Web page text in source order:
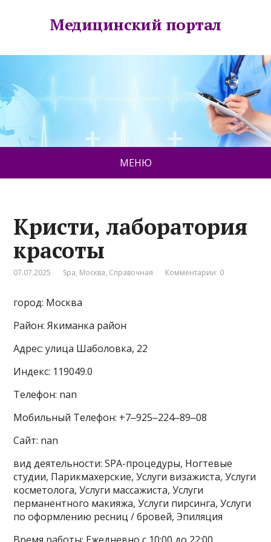
Медицинский портал
МЕНЮ
Кристи, лаборатория
красоты
07.07.2025 Spa, Москва, Справочная Комментарии: 0
город: Москва
Район: Якиманка район
Адрес: улица Шаболовка, 22
Индекс: 119049.0
Телефон: nan
Мобильный Телефон: +7‒925‒224‒89‒08
Сайт: nan
вид деятельности: SPA-процедуры, Ногтевые
студии, Парикмахерские, Услуги визажиста, Услуги
косметолога, Услуги массажиста, Услуги
перманентного макияжа, Услуги пирсинга, Услуги
по оформлению ресниц / бровей, Эпиляция